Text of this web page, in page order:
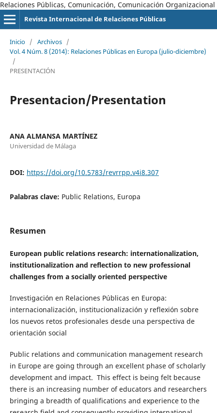
Relaciones Públicas, Comunicación, Comunicación Organizacional
Revista Internacional de Relaciones Públicas
Inicio / Archivos /
Vol. 4 Núm. 8 (2014): Relaciones Públicas en Europa (julio-diciembre)
/
PRESENTACIÓN
Presentacion/Presentation
ANA ALMANSA MARTÍNEZ
Universidad de Málaga
DOI: https://doi.org/10.5783/revrrpp.v4i8.307
Palabras clave: Public Relations, Europa
Resumen
European public relations research: internationalization,
institutionalization and reflection to new professional
challenges from a socially oriented perspective
Investigación en Relaciones Públicas en Europa:
internacionalización, institucionalización y reflexión sobre
los nuevos retos profesionales desde una perspectiva de
orientación social
Public relations and communication management research
in Europe are going through an excellent phase of scholarly
development and impact. This effect is being felt because
there is an increasing number of educators and researchers
bringing a breadth of qualifications and experience to the